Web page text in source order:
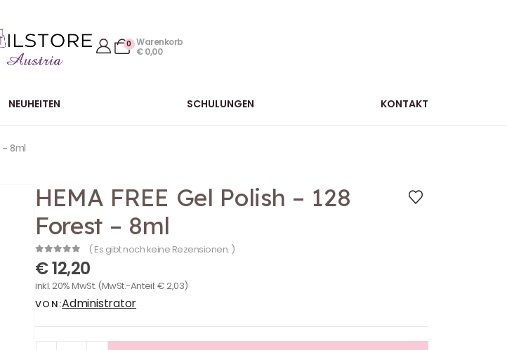
0 Warenkorb
€0,00
NEUHEITEN SCHULUNGEN KONTAKT
8ml
HEMA FREE Gel Polish – 128
Forest – 8ml
out of 5
( Es gibt noch keine Rezensionen. )
€12,20
inkl. 20% MwSt. (MwSt.-Anteil:€2,03)
VON:Administrator